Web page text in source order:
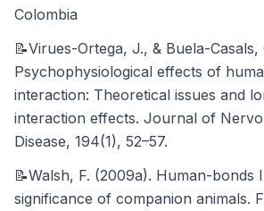
Colombia
📝Virues-Ortega, J., & Buela-Casals,
Psychophysiological effects of
interaction: Theoretical issues and
interaction effects. Journal of
Disease, 194(1), 52–57.
📝Walsh, F. (2009a). Human-bonds
significance of companion animals.